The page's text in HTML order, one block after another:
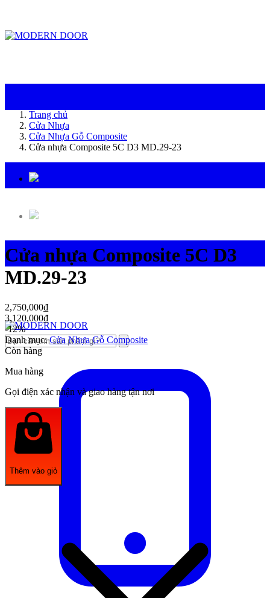
Trang chủ
Cửa Nhựa
Cửa Nhựa Gỗ Composite
Cửa nhựa Composite 5C D3 MD.29-23
Cửa nhựa Composite 5C D3
MD.29-23
2,750,000₫
3,120,000₫
-12%
Danh mục:Cửa Nhựa Gỗ Composite
Còn hàng
Mua hàng
Gọi điện xác nhận và giao hàng tận nơi
Thêm vào giỏ